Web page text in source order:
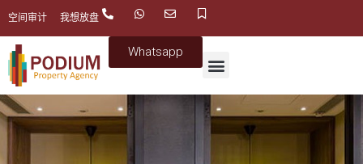
空间审计 我想放盘
Whatsapp